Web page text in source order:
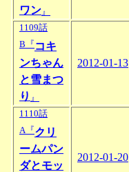
ワン 』
1109話
B『 コキ
ンちゃん
と雪まつ
り 』
2012-01-13
1110話
A『クリ
ームパン
ダとモッ
2012-01-20